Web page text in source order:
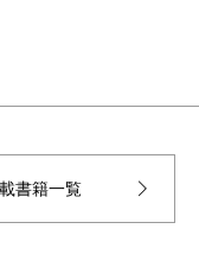
書籍一覧